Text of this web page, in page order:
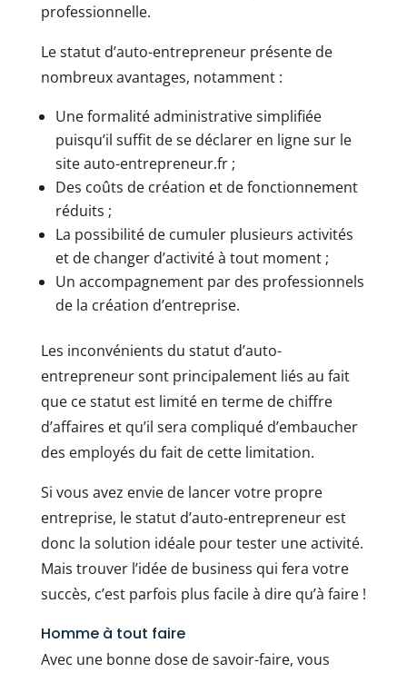
professionnelle.
Le statut d’auto-entrepreneur présente de
nombreux avantages, notamment :
Une formalité administrative simplifiée
puisqu’il suffit de se déclarer en ligne sur le
site auto-entrepreneur.fr ;
Des coûts de création et de fonctionnement
réduits ;
La possibilité de cumuler plusieurs activités
et de changer d’activité à tout moment ;
Un accompagnement par des professionnels
de la création d’entreprise.
Les inconvénients du statut d’auto-
entrepreneur sont principalement liés au fait
que ce statut est limité en terme de chiffre
d’affaires et qu’il sera compliqué d’embaucher
des employés du fait de cette limitation.
Si vous avez envie de lancer votre propre
entreprise, le statut d’auto-entrepreneur est
donc la solution idéale pour tester une activité.
Mais trouver l’idée de business qui fera votre
succès, c’est parfois plus facile à dire qu’à faire !
Homme à tout faire
Avec une bonne dose de savoir-faire, vous